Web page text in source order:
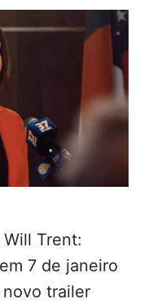
Trent:
7 de janeiro
trailer